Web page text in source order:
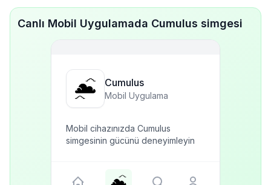
Canlı Mobil Uygulamada Cumulus simgesi
Cumulus
Mobil Uygulama
Mobil cihazınızda Cumulus
simgesinin gücünü deneyimleyin